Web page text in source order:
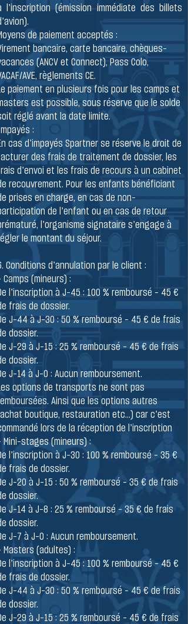
l’inscription (émission immédiate des billets
de paiement acceptés :
bancaire, carte bancaire, chèques-
(ANCV et Connect), Pass Colo,
AVE, règlements CE.
paiement en plusieurs fois pour les camps et
est possible, sous réserve que le solde
réglé avant la date limite.
:
cas d’impayés Spartner se réserve le droit de
des frais de traitement de dossier, les
d’envoi et les frais de recours à un cabinet
recouvrement. Pour les enfants bénéficiant
prises en charge, en cas de non-
de l’enfant ou en cas de retour
l’organisme signataire s’engage à
le montant du séjour.
Conditions d’annulation par le client :
Camps (mineurs) :
l’inscription à J-45 : 100 % remboursé – 45 €
frais de dossier.
J-44 à J-30 : 50 % remboursé – 45 € de frais
dossier.
J-29 à J-15 : 25 % remboursé – 45 € de frais
dossier.
J-14 à J-0 : Aucun remboursement.
options de transports ne sont pas
Ainsi que les options autres
boutique, restauration etc...) car c’est
lors de la réception de l’inscription
Mini-stages (mineurs) :
l’inscription à J-30 : 100 % remboursé – 35 €
frais de dossier.
J-20 à J-15 : 50 % remboursé – 35 € de frais
dossier.
J-14 à J-8 : 25 % remboursé – 35 € de frais
dossier.
J-7 à J-0 : Aucun remboursement.
Masters (adultes) :
l’inscription à J-45 : 100 % remboursé – 45 €
frais de dossier.
J-44 à J-30 : 50 % remboursé – 45 € de frais
dossier.
J-29 à J-15 : 25 % remboursé – 45 € de frais